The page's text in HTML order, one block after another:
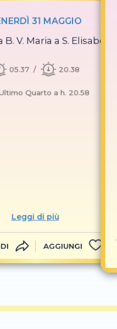
31 MAGGIO
V. Maria a S. Elisabetta
05.37 20.38
Quarto a h. 20.58
Leggi di più
AGGIUNGI